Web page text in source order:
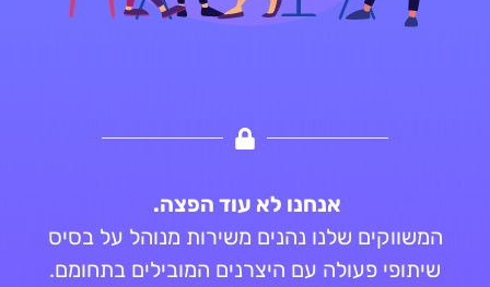
אנחנו לא עוד הפצה.
המשווקים שלנו נהנים משירות מנוהל על בסיס
שיתופי פעולה עם היצרנים המובילים בתחומם.